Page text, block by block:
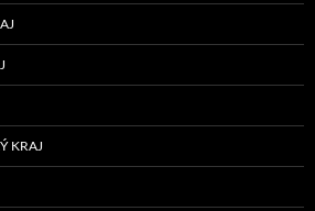
KRAJ